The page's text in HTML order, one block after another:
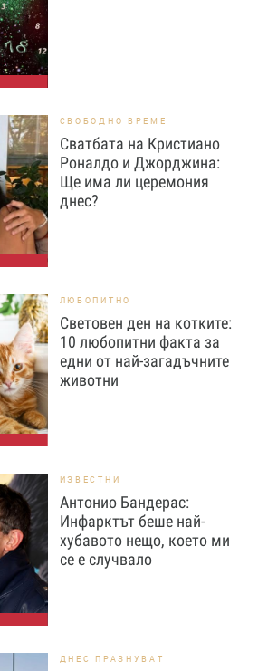
СВОБОДНО ВРЕМЕ
Сватбата на Кристиано
Роналдо и Джорджина:
Ще има ли церемония
днес?
ЛЮБОПИТНО
Световен ден на котките:
10 любопитни факта за
едни от най-загадъчните
животни
ИЗВЕСТНИ
Антонио Бандерас:
Инфарктът беше най-
хубавото нещо, което ми
се е случвало
ДНЕС ПРАЗНУВАТ